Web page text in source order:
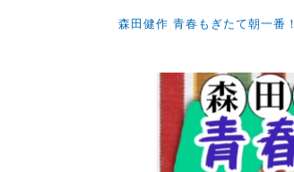
森田健作 青春もぎたて朝一番！